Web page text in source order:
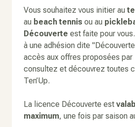
Vous souhaitez vous initier au
au beach tennis ou au
Découverte est faite pour
à une adhésion dite "Découverte
accès aux offres proposées par
consultez et découvrez toutes
Ten’Up.
La licence Découverte est
maximum, une fois par saison